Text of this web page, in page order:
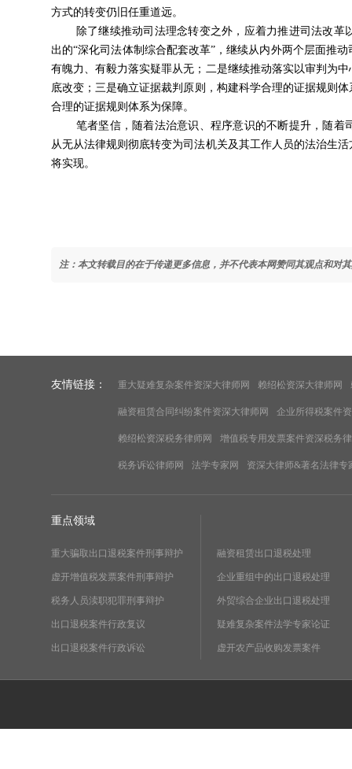
方式的转变仍旧任重道远。
除了继续推动司法理念转变之外，应着力推进司法改革
出的“深化司法体制综合配套改革” ，继续从内外两个层面推
有魄力、有毅力落实疑罪从无； 二是继续推动落实以审判为
底改变；三是确立证据裁判原则 ，构建科学合理的证据规则
合理的证据规则体系为保障。
笔者坚信，随着法治意识、程序意识的不断提升，随
从无从法律规则彻底转变为司法机关及其工作人员的法治生
将实现。
注：本文转载目的在于传递更多信息，并不代表本网赞同其观点和对
友情链接： 重大疑难复杂案件资深大律师网 赖绍松资深大律师网
融资租赁合同纠纷案件资深大律师网 企业所得税案件
赖绍松资深税务律师网 增值税专用发票案件资深税务
税务诉讼律师网 法学专家网 资深大律师&著名法律专
重点领域
重大骗取出口退税案件刑事辩护
虚开增值税发票案件刑事辩护
税务人员渎职犯罪刑事辩护
出口退税案件行政复议
出口退税案件行政诉讼
融资租赁出口退税处理
企业重组中的出口退税处理
外贸综合企业出口退税处理
疑难复杂案件法学专家论证
虚开农产品收购发票案件